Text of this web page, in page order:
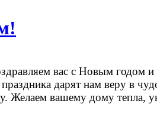
вас с Новым годом и
дарят нам веру в
Желаем вашему дому тепла,